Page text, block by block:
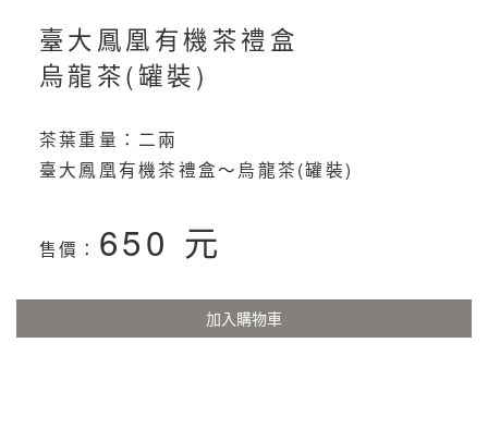
臺大鳳凰有機茶禮盒
烏龍茶(罐裝)
茶葉重量：二兩
臺大鳳凰有機茶禮盒～烏龍茶(罐裝)
售價： 650 元
加入購物車